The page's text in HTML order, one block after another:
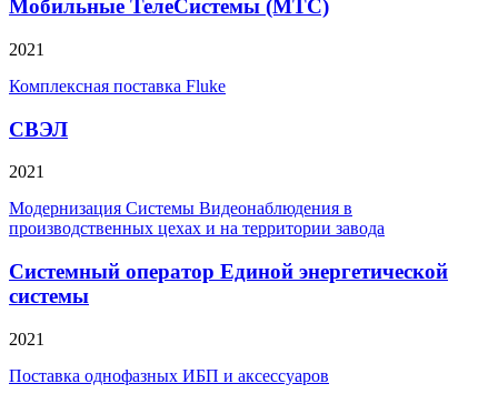
Мобильные ТелеСистемы (МТС)
2021
Комплексная поставка Fluke
СВЭЛ
2021
Модернизация Системы Видеонаблюдения в
производственных цехах и на территории завода
Системный оператор Единой энергетической
системы
2021
Поставка однофазных ИБП и аксессуаров